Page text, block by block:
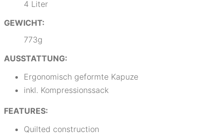
4 Liter
GEWICHT:
773g
AUSSTATTUNG:
Ergonomisch geformte Kapuze
inkl. Kompressionssack
FEATURES:
Quilted construction